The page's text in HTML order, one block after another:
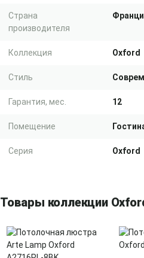
Страна
производителя
Коллекция Oxford
Стиль
Гарантия, мес. 12
Помещение
Серия Oxford
Товары коллекции